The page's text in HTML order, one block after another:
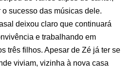
sucesso das músicas dele.
deixou claro que continuará
e trabalhando em
três filhos. Apesar de Zé já ter se
viviam, vizinha à nova casa